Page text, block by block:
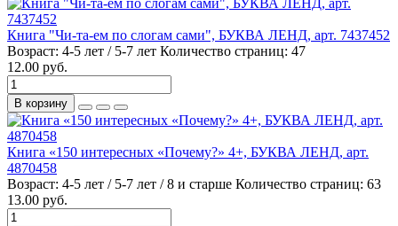
Книга "Чи-та-ем по слогам сами", БУКВА ЛЕНД, арт. 7437452
Возраст: 4-5 лет / 5-7 лет Количество страниц: 47
12.00 руб.
В корзину
Книга «150 интересных «Почему?» 4+, БУКВА ЛЕНД, арт.
4870458
Возраст: 4-5 лет / 5-7 лет / 8 и старше Количество страниц: 63
13.00 руб.